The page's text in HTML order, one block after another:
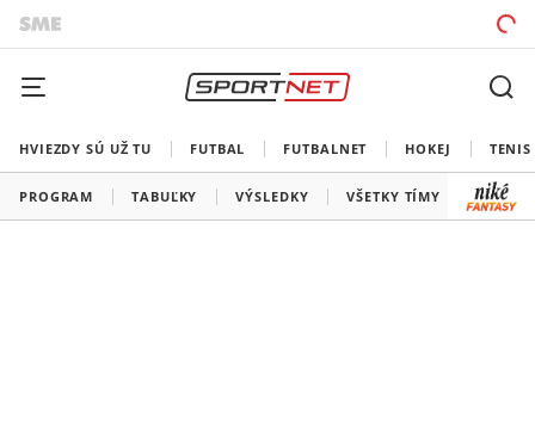
HVIEZDY SÚ UŽ TU FUTBAL FUTBALNET HOKEJ TENIS
PROGRAM TABUĽKY VÝSLEDKY VŠETKY TÍMY